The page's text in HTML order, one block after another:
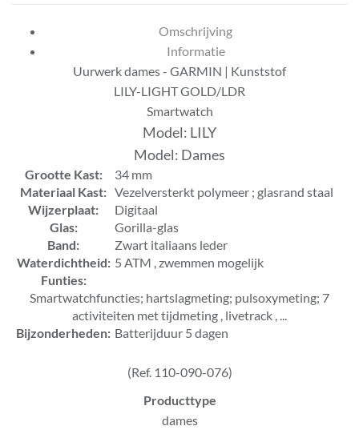
Omschrijving
Informatie
Uurwerk dames - GARMIN | Kunststof
LILY-LIGHT GOLD/LDR
Smartwatch
Model: LILY
Model: Dames
Grootte Kast:
34 mm
Materiaal Kast: Vezelversterkt polymeer ; glasrand staal
Wijzerplaat:
Digitaal
Glas:
Gorilla-glas
Band:
Zwart italiaans leder
Waterdichtheid: 5 ATM , zwemmen mogelijk
Funties:
Smartwatchfuncties; hartslagmeting; pulsoxymeting; 7
activiteiten met tijdmeting , livetrack , ...
Bijzonderheden: Batterijduur 5 dagen
(Ref. 110-090-076)
Producttype
dames